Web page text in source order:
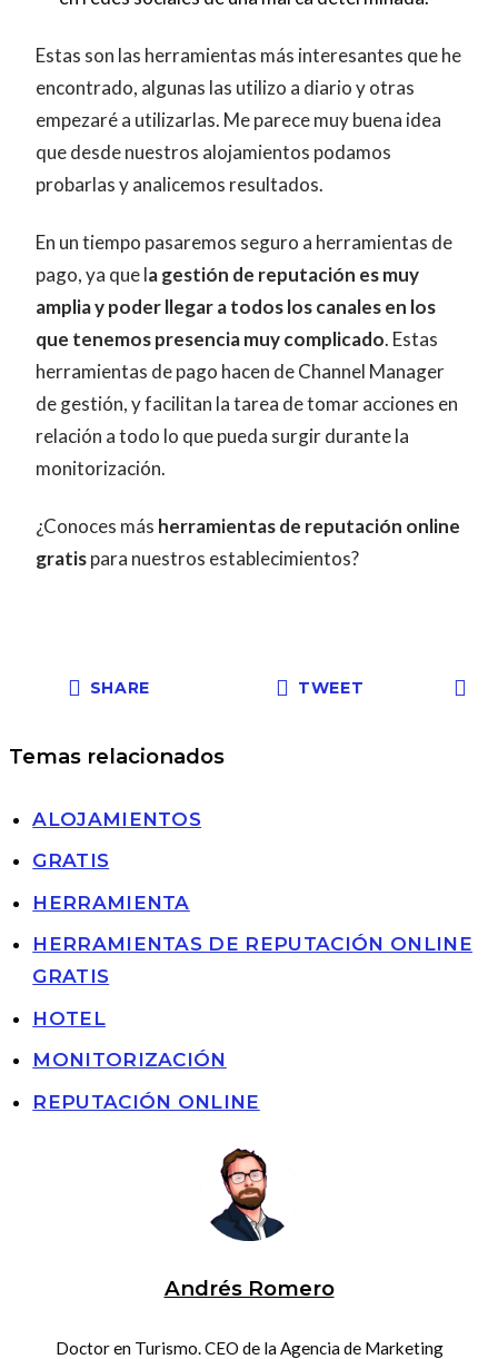
Estas son las herramientas más interesantes que he
encontrado, algunas las utilizo a diario y otras
empezaré a utilizarlas. Me parece muy buena idea
que desde nuestros alojamientos podamos
probarlas y analicemos resultados.
En un tiempo pasaremos seguro a herramientas de
pago, ya que la gestión de reputación es muy
amplia y poder llegar a todos los canales en los
que tenemos presencia muy complicado. Estas
herramientas de pago hacen de Channel Manager
de gestión, y facilitan la tarea de tomar acciones en
relación a todo lo que pueda surgir durante la
monitorización.
¿Conoces más herramientas de reputación online
gratispara nuestros establecimientos?
SHARE TWEET
Temas relacionados
ALOJAMIENTOS
GRATIS
HERRAMIENTA
HERRAMIENTAS DE REPUTACIÓN ONLINE
GRATIS
HOTEL
MONITORIZACIÓN
REPUTACIÓN ONLINE
Andrés Romero
Doctor en Turismo. CEO de la Agencia de Marketing